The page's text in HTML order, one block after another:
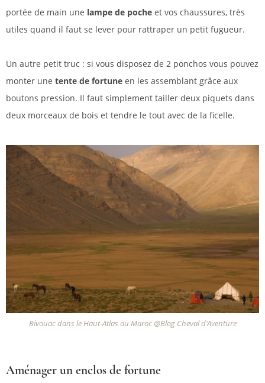
portée de main une lampe de poche et vos chaussures, très
utiles quand il faut se lever pour rattraper un petit fugueur.
Un autre petit truc : si vous disposez de 2 ponchos vous pouvez
monter une tente de fortune en les assemblant grâce aux
boutons pression. Il faut simplement tailler deux piquets dans
deux morceaux de bois et tendre le tout avec de la ficelle.
Bivouac dans le Haut-Atlas au Maroc @Blog Cheval d'Aventure
Aménager un enclos de fortune